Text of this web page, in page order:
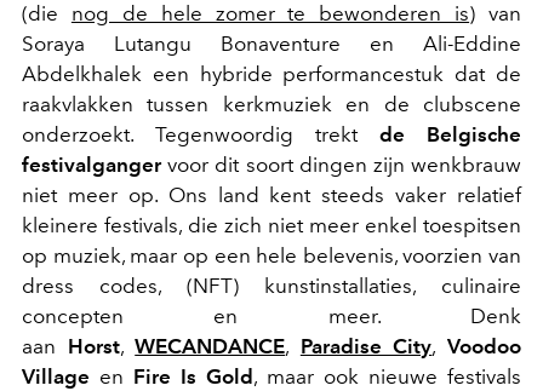
(die nog de hele zomer te bewonderen is) van
Soraya Lutangu Bonaventure en Ali-Eddine
Abdelkhalek een hybride performancestuk dat de
raakvlakken tussen kerkmuziek en de clubscene
onderzoekt. Tegenwoordig trektde Belgische
festivalgangervoor dit soort dingen zijn wenkbrauw
niet meer op. Ons land kent steeds vaker relatief
kleinere festivals, die zich niet meer enkel toespitsen
op muziek, maar op een hele belevenis, voorzien van
dress codes, (NFT) kunstinstallaties, culinaire
concepten en meer. Denk
aan Horst,WECANDANCE, Paradise City,Voodoo
Village en Fire Is Gold , maar ook nieuwe festivals